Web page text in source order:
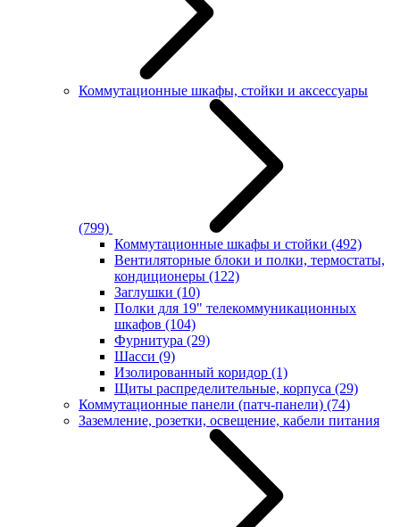
Коммутационные шкафы, стойки и аксессуары
(799)
Коммутационные шкафы и стойки (492)
Вентиляторные блоки и полки, термостаты,
кондиционеры (122)
Заглушки (10)
Полки для 19" телекоммуникационных
шкафов (104)
Фурнитура (29)
Шасси (9)
Изолированный коридор (1)
Щиты распределительные, корпуса (29)
Коммутационные панели (патч-панели) (74)
Заземление, розетки, освещение, кабели питания